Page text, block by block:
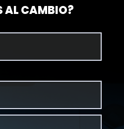
AL CAMBIO?